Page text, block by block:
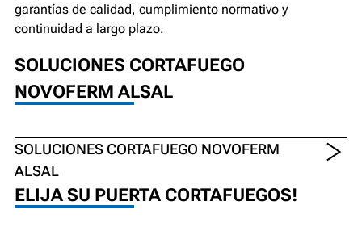
garantías de calidad, cumplimiento normativo y
continuidad a largo plazo.
SOLUCIONES CORTAFUEGO
NOVOFERM ALSAL
SOLUCIONES CORTAFUEGO NOVOFERM
ALSAL
ELIJA SU PUERTA CORTAFUEGOS!